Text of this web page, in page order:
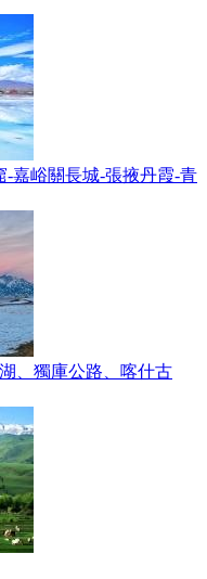
-嘉峪關長城-張掖丹霞-青
、獨庫公路、喀什古